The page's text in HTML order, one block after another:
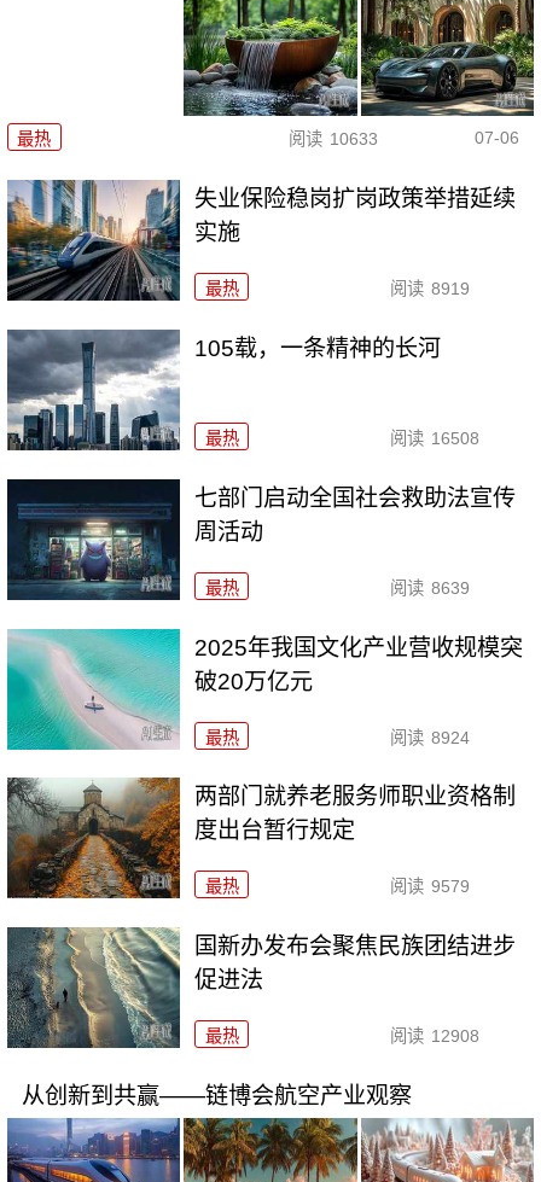
最热 阅读 10633 07-06
失业保险稳岗扩岗政策举措延续
实施
最热 阅读 8919
105载，一条精神的长河
最热 阅读 16508
七部门启动全国社会救助法宣传
周活动
最热 阅读 8639
2025年我国文化产业营收规模突
破20万亿元
最热 阅读 8924
两部门就养老服务师职业资格制
度出台暂行规定
最热 阅读 9579
国新办发布会聚焦民族团结进步
促进法
最热 阅读 12908
从创新到共赢——链博会航空产业观察